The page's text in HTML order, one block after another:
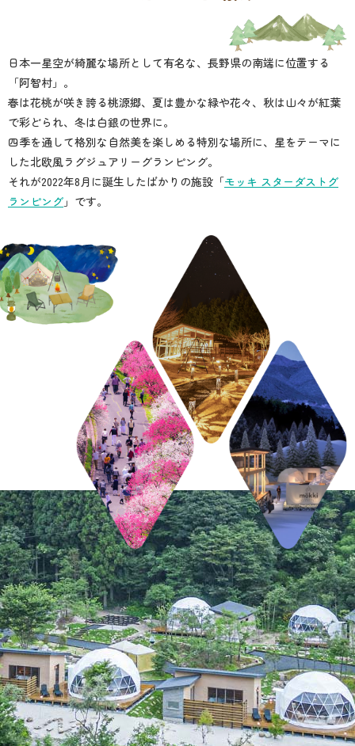
日本一星空が綺麗な場所として有名な、長野県の南端に位置する
「阿智村」。
春は花桃が咲き誇る桃源郷、夏は豊かな緑や花々、秋は山々が紅葉
で彩どられ、冬は白銀の世界に。
四季を通して格別な自然美を楽しめる特別な場所に、星をテーマに
した北欧風ラグジュアリーグランピング。
それが2022年8月に誕生したばかりの施設「モッキ スターダストグ
ランピング 」です。